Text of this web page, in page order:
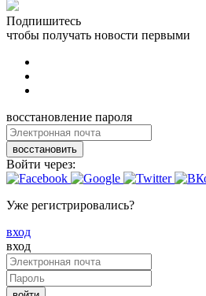
Подпишитесь
чтобы получать новости первыми
восстановление пароля
восстановить
Войти через:
Уже регистрировались?
вход
вход